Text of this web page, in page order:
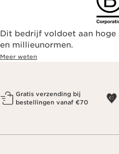
Dit bedrijf voldoet aan hoge
en millieunormen.
Meer weten
Gratis verzending bij
bestellingen vanaf €70